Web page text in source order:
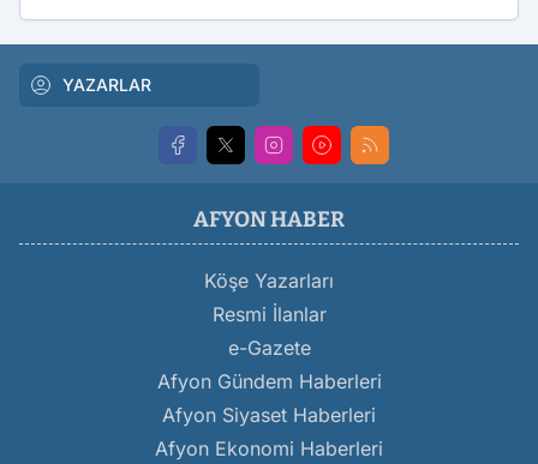
YAZARLAR
AFYON HABER
Köşe Yazarları
Resmi İlanlar
e-Gazete
Afyon Gündem Haberleri
Afyon Siyaset Haberleri
Afyon Ekonomi Haberleri